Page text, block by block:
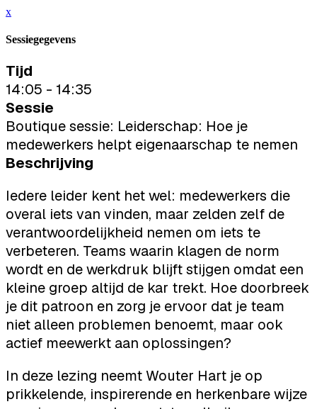
x
Sessiegegevens
Tijd
14:05 - 14:35
Sessie
Boutique sessie: Leiderschap: Hoe je
medewerkers helpt eigenaarschap te nemen
Beschrijving
Iedere leider kent het wel: medewerkers die
overal iets van vinden, maar zelden zelf de
verantwoordelijkheid nemen om iets te
verbeteren. Teams waarin klagen de norm
wordt en de werkdruk blijft stijgen omdat een
kleine groep altijd de kar trekt. Hoe doorbreek
je dit patroon en zorg je ervoor dat je team
niet alleen problemen benoemt, maar ook
actief meewerkt aan oplossingen?
In deze lezing neemt Wouter Hart je op
prikkelende, inspirerende en herkenbare wijze